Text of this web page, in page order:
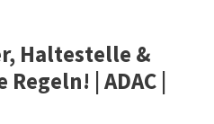
Haltestelle &
| ADAC |